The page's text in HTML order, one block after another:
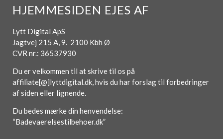
HJEMMESIDEN EJES AF
Lytt Digital ApS
Jagtvej 215 A, 9. 2100 Kbh Ø
CVR nr.: 36537930
Du er velkommen til at skrive til os på
affiliate[@]lyttdigital.dk, hvis du har forslag til forbedringer
af siden eller lignende.
Du bedes mærke din henvendelse:
“Badevaerelsestilbehoer.dk”